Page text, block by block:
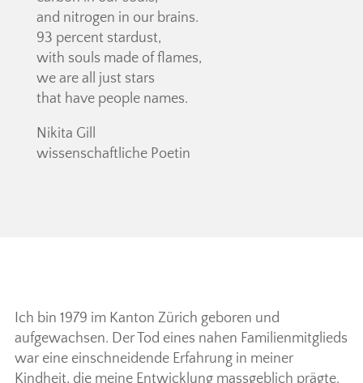
and nitrogen in our brains.
93 percent stardust,
with souls made of flames,
we are all just stars
that have people names.
Nikita Gill
wissenschaftliche Poetin
Ich bin 1979 im Kanton Zürich geboren und
aufgewachsen. Der Tod eines nahen Familienmitglieds
war eine einschneidende Erfahrung in meiner
Kindheit, die meine Entwicklung massgeblich prägte.